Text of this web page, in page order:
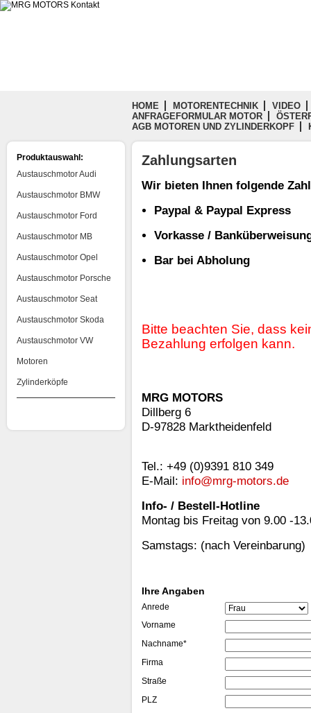
HOME MOTORENTECHNIK
VIDEO
ANFRAGEFORMULAR MOTOR
AGB MOTOREN UND ZYLINDERKOPF
Produktauswahl:
Austauschmotor Audi
Austauschmotor BMW
Austauschmotor Ford
Austauschmotor MB
Austauschmotor Opel
Austauschmotor Porsche
Austauschmotor Seat
Austauschmotor Skoda
Austauschmotor VW
Motoren
Zylinderköpfe
Zahlungsarten
Wir bieten Ihnen folgende
Paypal & Paypal Express
Vorkasse /
Bar bei Abholung
Bitte beachten Sie, dass
Bezahlung erfolgen kann.
MRG MOTORS
Dillberg 6
D-97828 Marktheidenfeld
Tel.: +49 (0)9391 810 349
E-Mail: info@mrg-motors.de
Info- / Bestell-Hotline
Montag bis Freitag von 9.00 -
Samstags: (nach Vereinbarung)
Ihre Angaben
Anrede
Vorname
Nachname*
Firma
Straße
PLZ